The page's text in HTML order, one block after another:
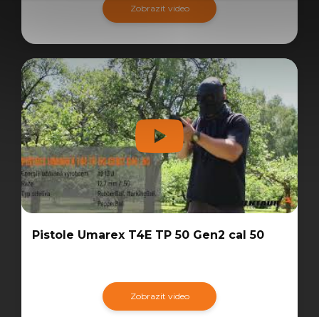
Zobrazit video
Pistole Umarex T4E TP 50 Gen2 cal 50
Zobrazit video